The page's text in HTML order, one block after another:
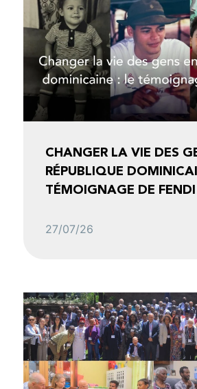
CHANGER LA VIE DES
RÉPUBLIQUE
TÉMOIGNAGE DE FENDI
27/07/26